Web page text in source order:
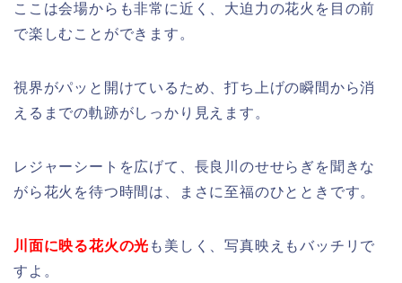
ここは会場からも非常に近く、大迫力の花火を目の前
で楽しむことができます。
視界がパッと開けているため、打ち上げの瞬間から消
えるまでの軌跡がしっかり見えます。
レジャーシートを広げて、長良川のせせらぎを聞きな
がら花火を待つ時間は、まさに至福のひとときです。
川面に映る花火の光 も美しく、写真映えもバッチリで
すよ。